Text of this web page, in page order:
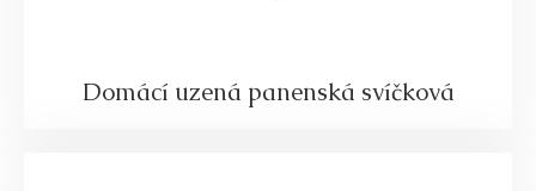
Domácí uzená panenská svíčková